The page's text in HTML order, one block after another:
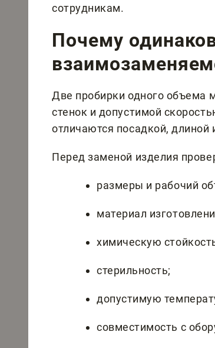
сотрудникам.
Почему
Две пробирки одного объема
стенок и допустимой
отличаются посадкой, длиной
Перед заменой изделия
размеры и рабочий
материал
химическую
стерильность;
допустимую
совместимость с